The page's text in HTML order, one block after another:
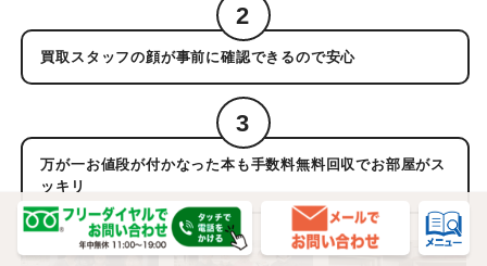
2
買取スタッフの顔が事前に確認できるので安心
3
万が一お値段が付かなった本も手数料無料回収でお部屋がス
ッキリ